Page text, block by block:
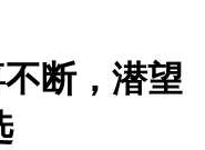
断，潜望